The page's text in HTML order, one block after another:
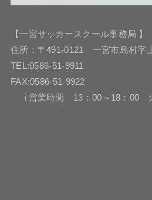
【一宮サッカースクール事務局 】
住所：〒491-0121 一宮市島村字
TEL:0586-51-9911
FAX:0586-51-9922
（営業時間 13：00～18：00 火